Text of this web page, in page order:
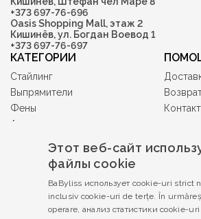
+373 697-76-696
Oasis Shopping Mall, этаж 2
Кишинёв, ул. Богдан Воевод 1
+373 697-76-697
КАТЕГОРИИ
Стайлинг
Выпрямители
Фены
Аксессуары
Машинки и триммеры
Гифт-карты
Babyliss PRO
УСЛОВИЯ И
ПОЛОЖЕНИЯ
Этот веб-сайт
файлы cookie
BaByliss использует cookie-uri strict
inclusiv cookie-uri de terțe. În
operare, анализ статистики cookie-